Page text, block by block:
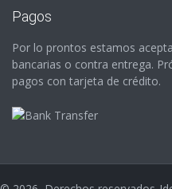
Pagos
Por lo prontos estamos
bancarias o contra entrega.
pagos con tarjeta de crédito.